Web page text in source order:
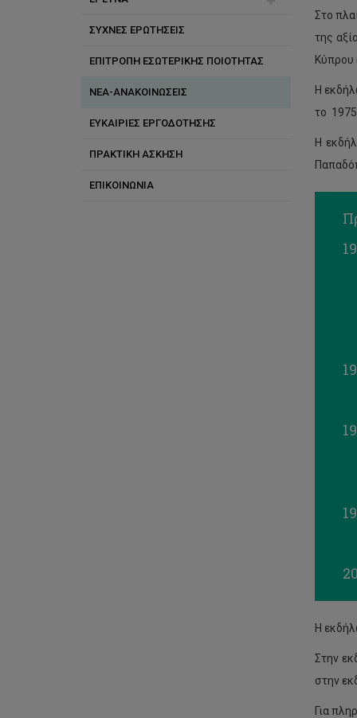
Μεταπτυχιακές σπουδές
Προγράμματα ανταλλαγής
Βενετία Παπά
Γιάννης Γεωργίου
Γιώργος Ζώτος
Δήμητρα Λ. Μηλιώνη
Διονύσης Πάνος
Ελένη Κύζα
Ερευνητικά Προγράμματα
Ερευνητικά Εργαστήρια
ΣΥΧΝΕΣ ΕΡΩΤΗΣΕΙΣ
ΕΠΙΤΡΟΠΗ ΕΣΩΤΕΡΙΚΗΣ ΠΟΙΟΤΗΤΑΣ
ΝΕΑ-ΑΝΑΚΟΙΝΩΣΕΙΣ
ΕΥΚΑΙΡΙΕΣ ΕΡΓΟΔΟΤΗΣΗΣ
ΠΡΑΚΤΙΚΗ ΑΣΚΗΣΗ
ΕΠΙΚΟΙΝΩΝΙΑ
Στο
της
Κύπρου
Η
το 1975
Η
Η
Στην
στην
Για